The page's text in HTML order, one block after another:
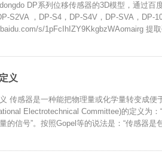
DP系列位移传感器的3D模型，通过百
S2VA ，DP-S4，DP-S4V，DP-SVA，DP-
s/1pFcIhIZY9KkgbzWAomairg 提
义
传感器是一种能把物理量或化学量转变成便
Electrotechnical Committee)的定义为
的信号”。按照Gopel等的说法是：“传感器是